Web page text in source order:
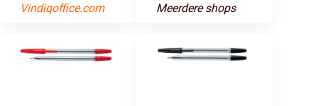
Vindiqoffice.com Meerdere shops